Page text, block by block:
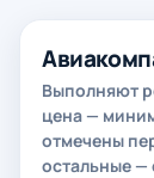
Выполняют
цена —
отмечены
остальные —